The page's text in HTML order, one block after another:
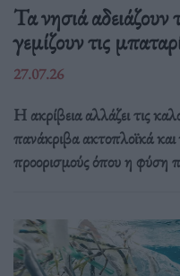
Τα νησιά
γεμίζουν τις
27.07.26
Η ακρίβεια αλλάζει τις
πανάκριβα ακτοπλοϊκά
προορισμούς όπου η φύση